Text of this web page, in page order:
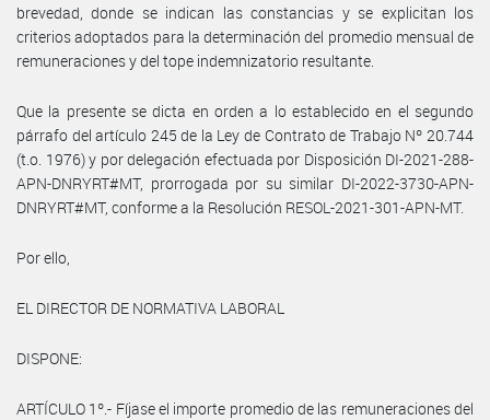
brevedad, donde se indican las constancias y se explicitan los
criterios adoptados para la determinación del promedio mensual de
remuneraciones y del tope indemnizatorio resultante.
Que la presente se dicta en orden a lo establecido en el segundo
párrafo del artículo 245 de la Ley de Contrato de Trabajo Nº 20.744
(t.o. 1976) y por delegación efectuada por Disposición DI-2021-288-
APN-DNRYRT#MT, prorrogada por su similar DI-2022-3730-APN-
DNRYRT#MT, conforme a la Resolución RESOL-2021-301-APN-MT.
Por ello,
EL DIRECTOR DE NORMATIVA LABORAL
DISPONE:
ARTÍCULO 1º.- Fíjase el importe promedio de las remuneraciones del